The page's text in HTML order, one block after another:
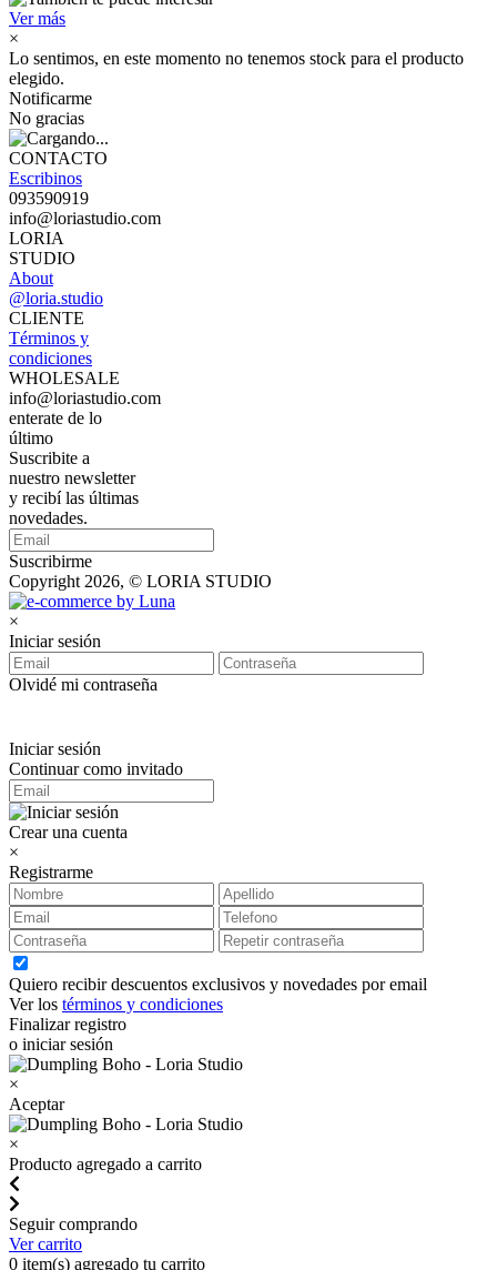
Ver más
×
Lo sentimos, en este momento no tenemos stock para el producto
elegido.
Notificarme
No gracias
CONTACTO
Escribinos
093590919
info@loriastudio.com
LORIA
STUDIO
About
@loria.studio
CLIENTE
Términos y
condiciones
WHOLESALE
info@loriastudio.com
enterate de lo
último
Suscribite a
nuestro newsletter
y recibí las últimas
novedades.
Suscribirme
Copyright 2026, © LORIA STUDIO
×
Iniciar sesión
Olvidé mi contraseña
Iniciar sesión
Continuar como invitado
Crear una cuenta
×
Registrarme
Quiero recibir descuentos exclusivos y novedades por email
Ver los términos y condiciones
Finalizar registro
o iniciar sesión
×
Aceptar
×
Producto agregado a carrito
Seguir comprando
Ver carrito
0 item(s) agregado tu carrito